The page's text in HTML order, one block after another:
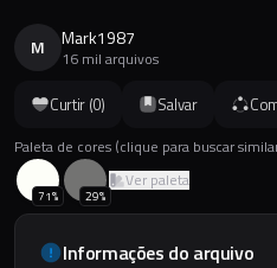
Curtir (0) Salvar
Paleta de cores (clique para buscar
71% 29%
Ver paleta
Informações do arquivo
M Mark1987
16 mil arquivos